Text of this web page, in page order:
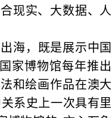
现实、大数据、人
海，既是展示中国
家博物馆每年推出
和绘画作品在澳大
系史上一次具有里